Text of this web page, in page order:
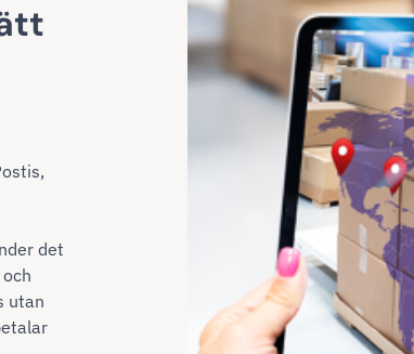
det
utan